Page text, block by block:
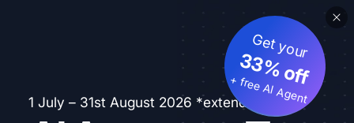
1 July – 31st August 2026 *extended
Get your
33% off
+ free AI Agent